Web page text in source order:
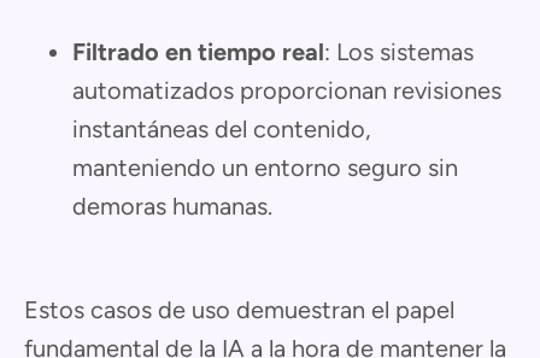
Filtrado en tiempo real: Los sistemas
automatizados proporcionan revisiones
instantáneas del contenido,
manteniendo un entorno seguro sin
demoras humanas.
Estos casos de uso demuestran el papel
fundamental de la IA a la hora de mantener la